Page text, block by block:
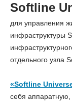
Softline
для управления
инфраструктуры
отдельного узла
«Softline
себя